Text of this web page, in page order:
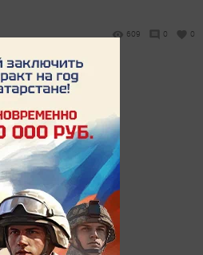
609 0 0